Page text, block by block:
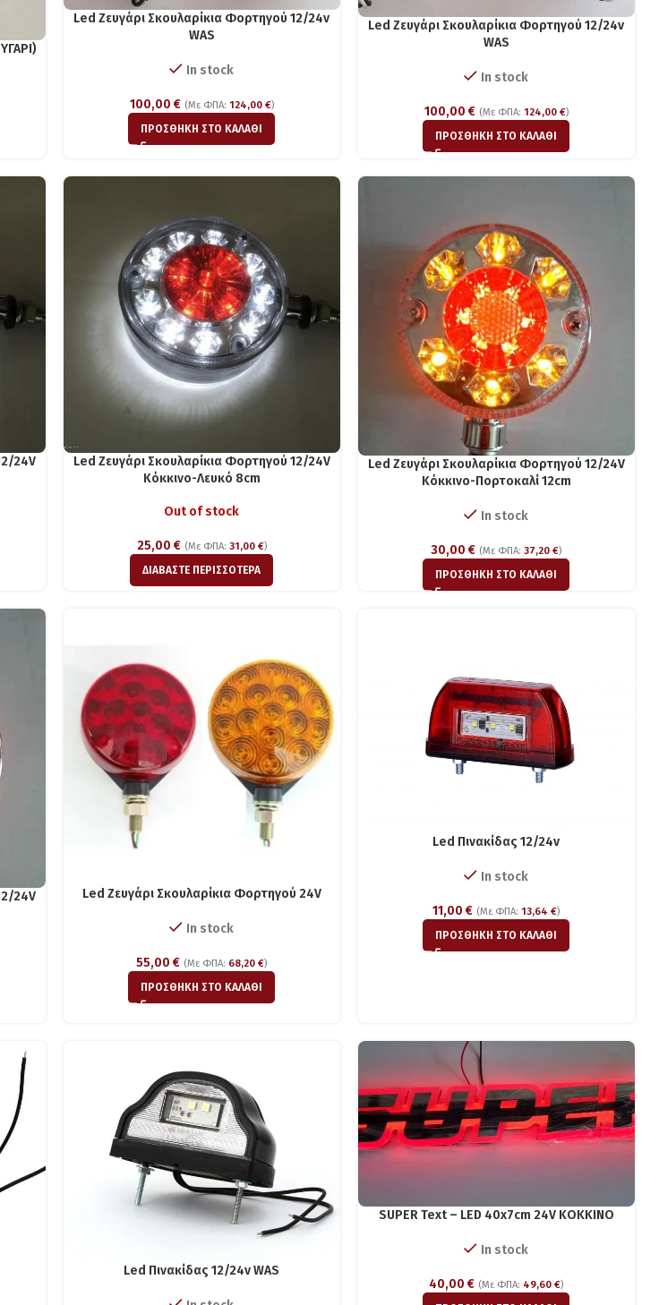
Led Ζευγάρι Σκουλαρίκια Φορτηγού 12/24v
WAS
In stock
100,00 € (Με ΦΠΑ: 124,00 €)
ΠΡΟΣΘΉΚΗ ΣΤΟ ΚΑΛΆΘΙ
Led Ζευγάρι Σκουλαρίκια Φορτηγού 12/24v
WAS
In stock
100,00 € (Με ΦΠΑ: 124,00 €)
ΠΡΟΣΘΉΚΗ ΣΤΟ ΚΑΛΆΘΙ
24V
Led Ζευγάρι Σκουλαρίκια Φορτηγού 12/24V
Κόκκινο-Λευκό 8cm
Out of stock
25,00 € (Με ΦΠΑ: 31,00 €)
ΔΙΑΒΆΣΤΕ ΠΕΡΙΣΣΌΤΕΡΑ
Led Ζευγάρι Σκουλαρίκια Φορτηγού 12/24V
Κόκκινο-Πορτοκαλί 12cm
In stock
30,00€ (Με ΦΠΑ:37,20€)
ΠΡΟΣΘΉΚΗ ΣΤΟ ΚΑΛΆΘΙ
24V
Led Ζευγάρι Σκουλαρίκια Φορτηγού 24V
In stock
55,00€ (Με ΦΠΑ: 68,20€)
ΠΡΟΣΘΉΚΗ ΣΤΟ ΚΑΛΆΘΙ
Led Πινακίδας 12/24v
In stock
11,00€ (Με ΦΠΑ:13,64€)
ΠΡΟΣΘΉΚΗ ΣΤΟ ΚΑΛΆΘΙ
Led Πινακίδας 12/24v WAS
SUPER Text – LED 40x7cm 24V ΚΟΚΚΙΝΟ
In stock
40,00€ (Με ΦΠΑ: 49,60€)